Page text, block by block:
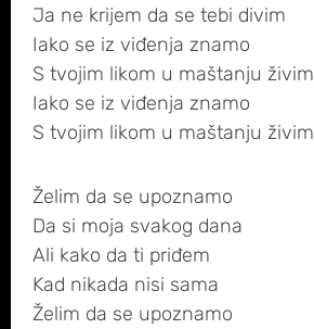
Ja ne krijem da se tebi divim
Iako se iz viđenja znamo
S tvojim likom u maštanju živim
Iako se iz viđenja znamo
S tvojim likom u maštanju živim
Želim da se upoznamo
Da si moja svakog dana
Ali kako da ti priđem
Kad nikada nisi sama
Želim da se upoznamo